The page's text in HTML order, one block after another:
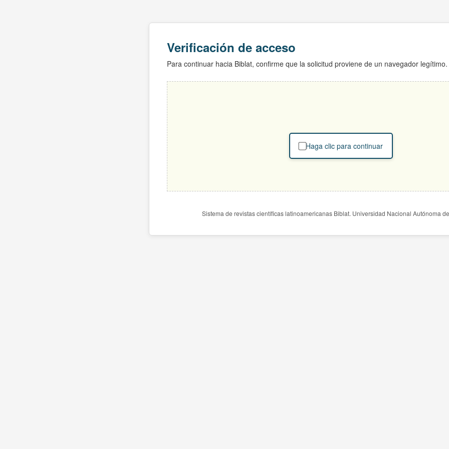
Verificación de acceso
Para continuar hacia Biblat, confirme que la solicitud proviene de un navegador legítimo.
Haga clic para continuar
Sistema de revistas científicas latinoamericanas Biblat. Universidad Nacional Autónoma